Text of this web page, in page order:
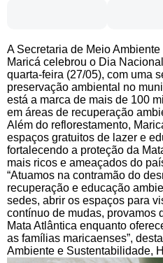
A Secretaria de Meio
Maricá celebrou o Dia
quarta-feira (27/05), com uma
preservação ambiental no
está a marca de mais de 100
em áreas de recuperação
Além do reflorestamento,
espaços gratuitos de lazer e
fortalecendo a proteção da
mais ricos e ameaçados do
“Atuamos na contramão do
recuperação e educação
sedes, abrir os espaços para
contínuo de mudas, provamos
Mata Atlântica enquanto
as famílias maricaenses”,
Ambiente e Sustentabilidade,